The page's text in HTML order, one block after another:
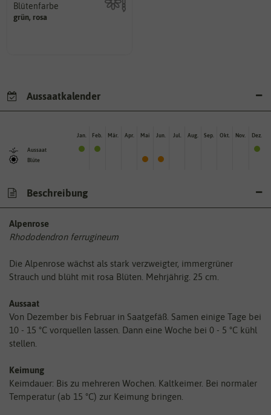
Blütenfarbe
grün, rosa
Kann auch mehrfarbig sein.
Aussaatkalender
Aussaat
Blüte
Jan. Feb. Mär. Apr. Mai Jun. Jul. Aug. Sep. Okt. Nov. Dez.
Beschreibung
Alpenrose
Rhododendron ferrugineum
Die Alpenrose wächst als stark verzweigter, immergrüner
Strauch und blüht mit rosa Blüten. Mehrjährig. 25 cm.
Aussaat
Von Dezember bis Februar in Saatgefäß. Samen einige Tage bei
10 - 15 °C vorquellen lassen. Dann eine Woche bei 0 - 5 °C kühl
stellen.
Keimung
Keimdauer: Bis zu mehreren Wochen. Kaltkeimer. Bei normaler
Temperatur (ab 15 °C) zur Keimung bringen.